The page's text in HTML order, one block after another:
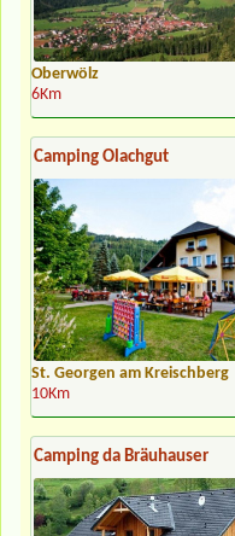
Oberwölz
6Km
Camping Olachgut
St. Georgen am Kreischberg
10Km
Camping da Bräuhauser